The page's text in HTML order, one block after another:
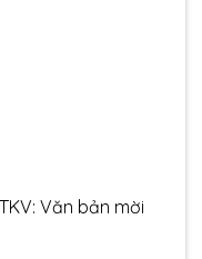
Văn bản mời